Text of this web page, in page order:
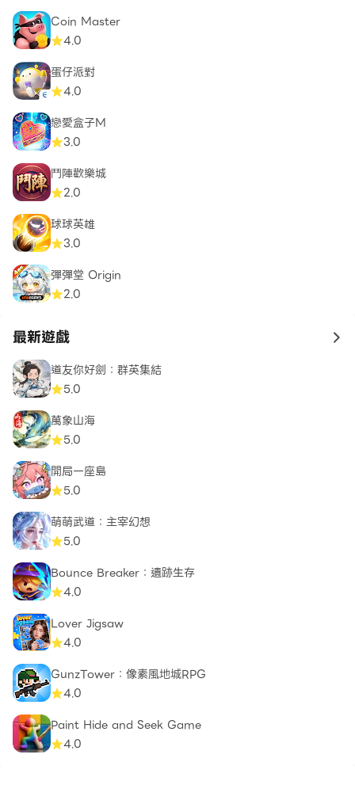
Coin Master
4.0
蛋仔派對
4.0
戀愛盒子M
3.0
鬥陣歡樂城
2.0
球球英雄
3.0
彈彈堂 Origin
2.0
最新遊戲 to
道友你好劍：群英集結
5.0
萬象山海
5.0
開局一座島
5.0
萌萌武道：主宰幻想
5.0
Bounce Breaker：遺跡生存
4.0
Lover Jigsaw
4.0
GunzTower：像素風地城RPG
4.0
Paint Hide and Seek Game
4.0